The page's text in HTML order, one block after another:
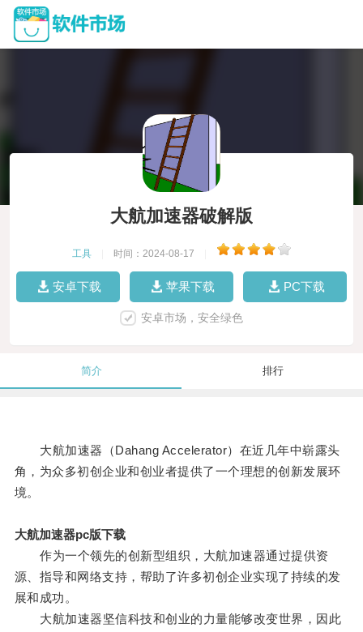
大航加速器破解版
工具 时间：2024-08-17
安卓下载 苹果下载 PC下载
安卓市场，安全绿色
简介 排行
大航加速器（Dahang Accelerator）在近几年中崭露头
角，为众多初创企业和创业者提供了一个理想的创新发展环
境。
大航加速器pc版下载
作为一个领先的创新型组织，大航加速器通过提供资
源、指导和网络支持，帮助了许多初创企业实现了持续的发
展和成功。
大航加速器坚信科技和创业的力量能够改变世界，因此